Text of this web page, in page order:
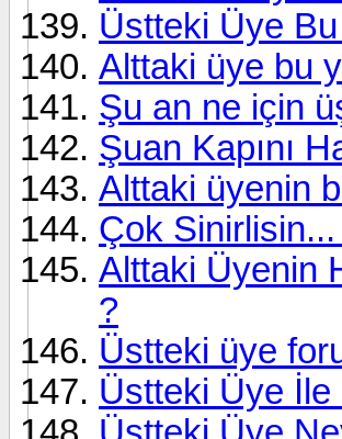
Üstteki Üye
Alttaki üye bu
Şu an ne için
Şuan Kapını
Alttaki üyenin
Çok Sinirlisin...
Alttaki Üyenin
?
Üstteki üye
Üstteki Üye İle